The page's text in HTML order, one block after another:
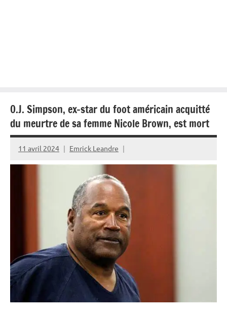
O.J. Simpson, ex-star du foot américain acquitté
du meurtre de sa femme Nicole Brown, est mort
11 avril 2024 Emrick Leandre